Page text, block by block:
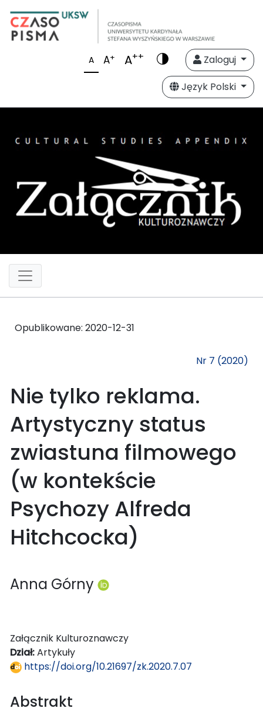
A A+ A++
Zaloguj
Język Polski
Opublikowane: 2020-12-31
Nr 7 (2020)
Nie tylko reklama.
Artystyczny status
zwiastuna filmowego
(w kontekście
Psychozy Alfreda
Hitchcocka)
Anna Górny
Załącznik Kulturoznawczy
Dział:Artykuły
https://doi.org/10.21697/zk.2020.7.07
Abstrakt